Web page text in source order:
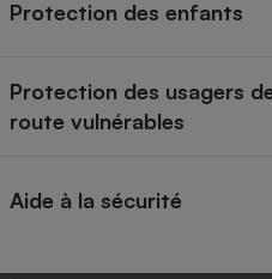
Protection des enfants
Protection des usagers
route vulnérables
Aide à la sécurité